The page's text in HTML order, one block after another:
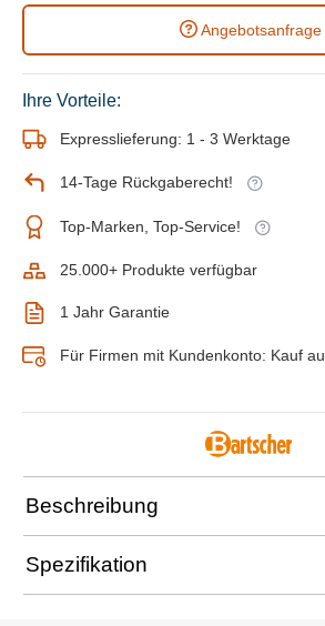
Angebotsanfrage
Ihre Vorteile:
Expresslieferung: 1 - 3 Werktage
14-Tage Rückgaberecht!
Top-Marken, Top-Service!
25.000+ Produkte verfügbar
1 Jahr Garantie
Für Firmen mit Kundenkonto: Kauf
Beschreibung
Spezifikation